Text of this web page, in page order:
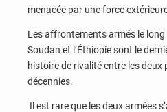
menacée par une force
Les affrontements armés le
Soudan et l’Éthiopie sont le
histoire de rivalité entre les deux
décennies.
Il est rare que les deux armées